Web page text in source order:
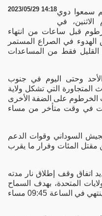
2023/05/29 14:18سمعوا دوي
الاثنين، في
قبل ساعات من انتهاء
الهدوء في الصراع المستمر
القليل فقط من المساعدات
وحتى اليوم في جنوب
المتجاورة التي تشكل ولاية
على الضفة الأخرى
في وقت متأخر من مساء
السوداني وقوات الدعم
أسفر عن مقتل المئات وفرار ما يقرب
اتفاق وقف إطلاق نار مدته
المتحدة، بهدف السماح
بتوزيع المساعدات الإنسانية والذي ينتهي في الساعة 09:45 مساء